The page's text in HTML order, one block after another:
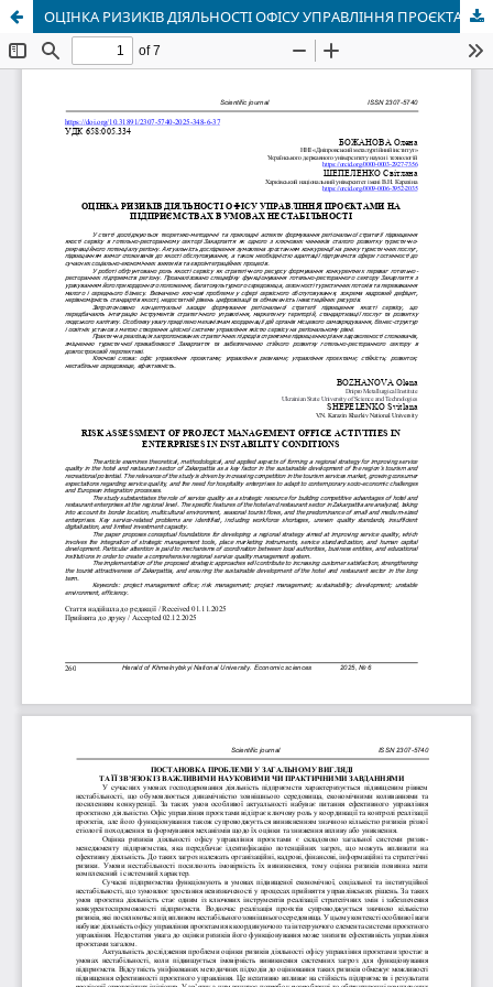
ОЦІНКА РИЗИКІВ ДІЯЛЬНОСТІ ОФІСУ УПРАВЛІННЯ ПРОЄКТАМИ НА ПІДПРИЄМСТВАХ В УМОВАХ НЕСТАБІЛЬНОСТІ